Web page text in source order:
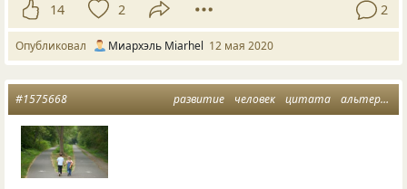
14 2 2
Опубликовал Миархэль Miarhel 12 мая 2020
развитие человек цитата альтернатива
#1575668